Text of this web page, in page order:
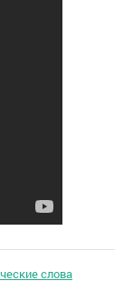
слова